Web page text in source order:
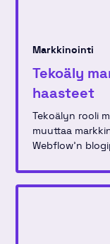
Markkinointi
Tekoäly
haasteet
Tekoälyn rooli
muuttaa
Webflow'n